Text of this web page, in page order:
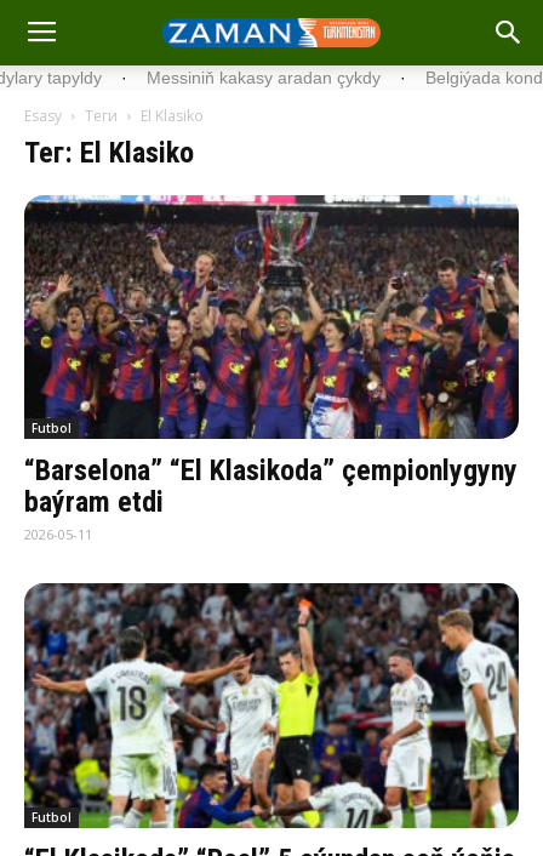
kakasy aradan çykdy · Belgiýada kondisionerleriň rekord sany
Esasy Теги El Klasiko
Тег: El Klasiko
Futbol
“Barselona” “El Klasikoda” çempionlygyny
baýram etdi
2026-05-11
Futbol